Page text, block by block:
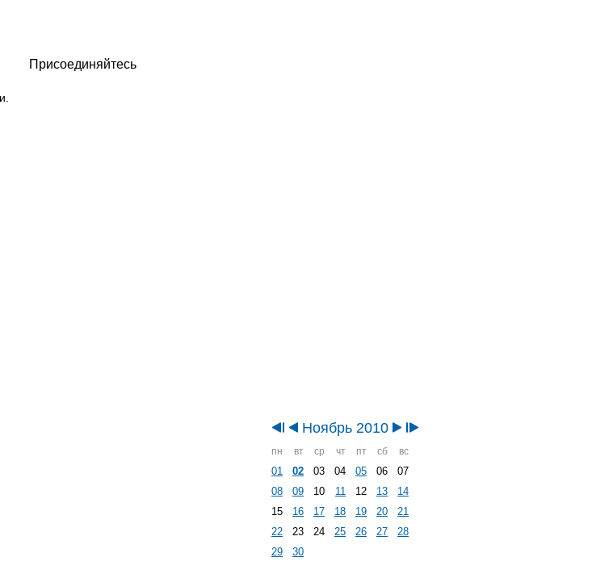
Присоединяйтесь
Ноябрь 2010
пн вт ср чт пт сб вс
01 02 03 04 05 06
07
08
09 10 11 12 13
14
15
16 17 18 19 20
21
22
23 24 25 26 27
28
29
30